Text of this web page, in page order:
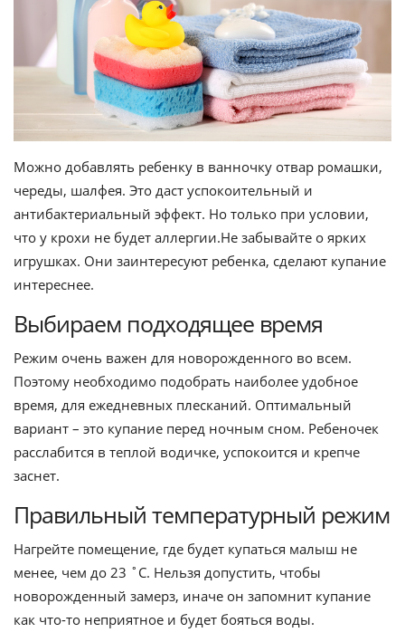
Можно добавлять ребенку в ванночку отвар ромашки,
череды, шалфея. Это даст успокоительный и
антибактериальный эффект. Но только при условии,
что у крохи не будет аллергии.Не забывайте о ярких
игрушках. Они заинтересуют ребенка, сделают купание
интереснее.
Выбираем подходящее время
Режим очень важен для новорожденного во всем.
Поэтому необходимо подобрать наиболее удобное
время, для ежедневных плесканий. Оптимальный
вариант – это купание перед ночным сном. Ребеночек
расслабится в теплой водичке, успокоится и крепче
заснет.
Правильный температурный режим
Нагрейте помещение, где будет купаться малыш не
менее, чем до 23 ˚С. Нельзя допустить, чтобы
новорожденный замерз, иначе он запомнит купание
как что-то неприятное и будет бояться воды.